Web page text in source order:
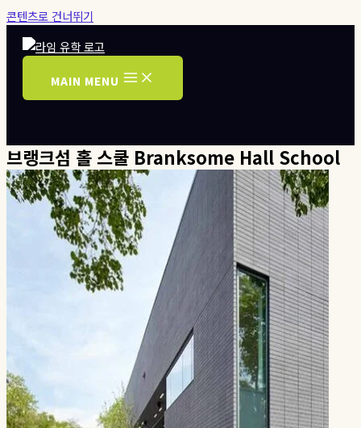
콘텐츠로 건너뛰기
MAIN MENU
브랭크섬 홀 스쿨 Branksome Hall School